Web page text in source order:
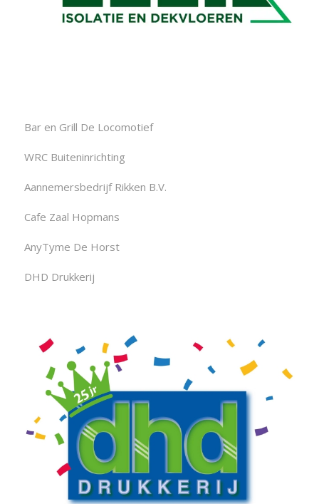
Bar en Grill De Locomotief
WRC Buiteninrichting
Aannemersbedrijf Rikken B.V.
Cafe Zaal Hopmans
AnyTyme De Horst
DHD Drukkerij